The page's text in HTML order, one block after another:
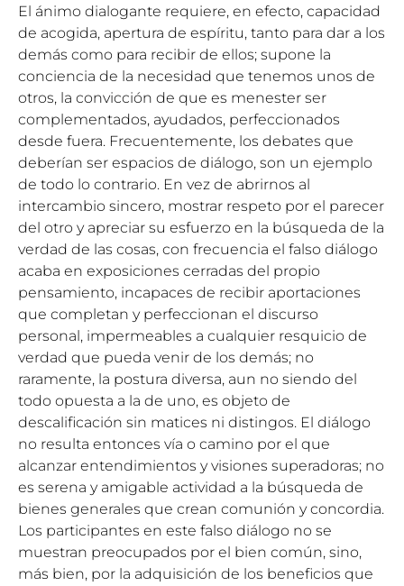
El ánimo dialogante requiere, en efecto, capacidad
de acogida, apertura de espíritu, tanto para dar a los
demás como para recibir de ellos; supone la
conciencia de la necesidad que tenemos unos de
otros, la convicción de que es menester ser
complementados, ayudados, perfeccionados
desde fuera. Frecuentemente, los debates que
deberían ser espacios de diálogo, son un ejemplo
de todo lo contrario. En vez de abrirnos al
intercambio sincero, mostrar respeto por el parecer
del otro y apreciar su esfuerzo en la búsqueda de la
verdad de las cosas, con frecuencia el falso diálogo
acaba en exposiciones cerradas del propio
pensamiento, incapaces de recibir aportaciones
que completan y perfeccionan el discurso
personal, impermeables a cualquier resquicio de
verdad que pueda venir de los demás; no
raramente, la postura diversa, aun no siendo del
todo opuesta a la de uno, es objeto de
descalificación sin matices ni distingos. El diálogo
no resulta entonces vía o camino por el que
alcanzar entendimientos y visiones superadoras; no
es serena y amigable actividad a la búsqueda de
bienes generales que crean comunión y concordia.
Los participantes en este falso diálogo no se
muestran preocupados por el bien común, sino,
más bien, por la adquisición de los beneficios que